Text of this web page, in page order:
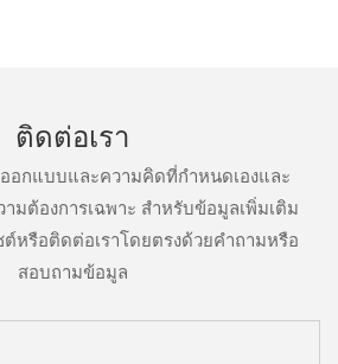
ติดต่อเรา
อกแบบและความคิดที่กำหนดเองและ
มต้องการเฉพาะ สำหรับข้อมูลเพิ่มเติม
หรือติดต่อเราโดยตรงด้วยคำถามหรือ
สอบถามข้อมูล